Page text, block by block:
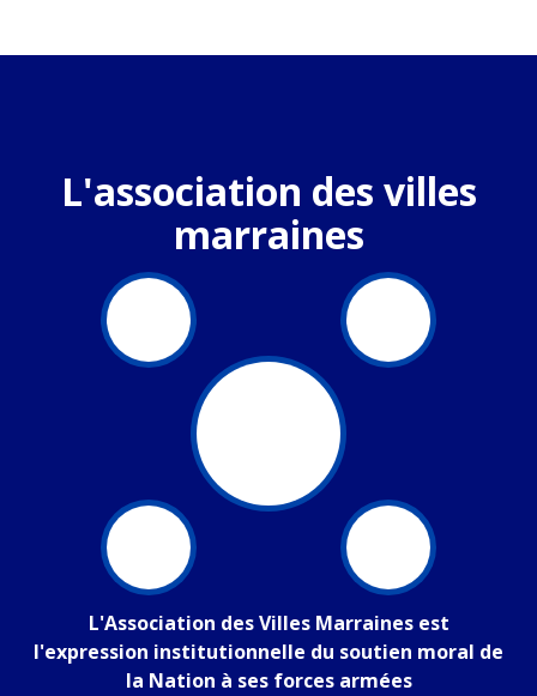
L'association des villes
marraines
L'Association des Villes Marraines est
l'expression institutionnelle du soutien moral de
la Nation à ses forces armées